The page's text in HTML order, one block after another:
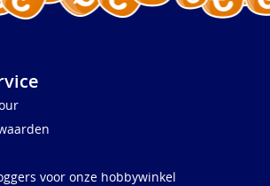
voor onze hobbywinkel